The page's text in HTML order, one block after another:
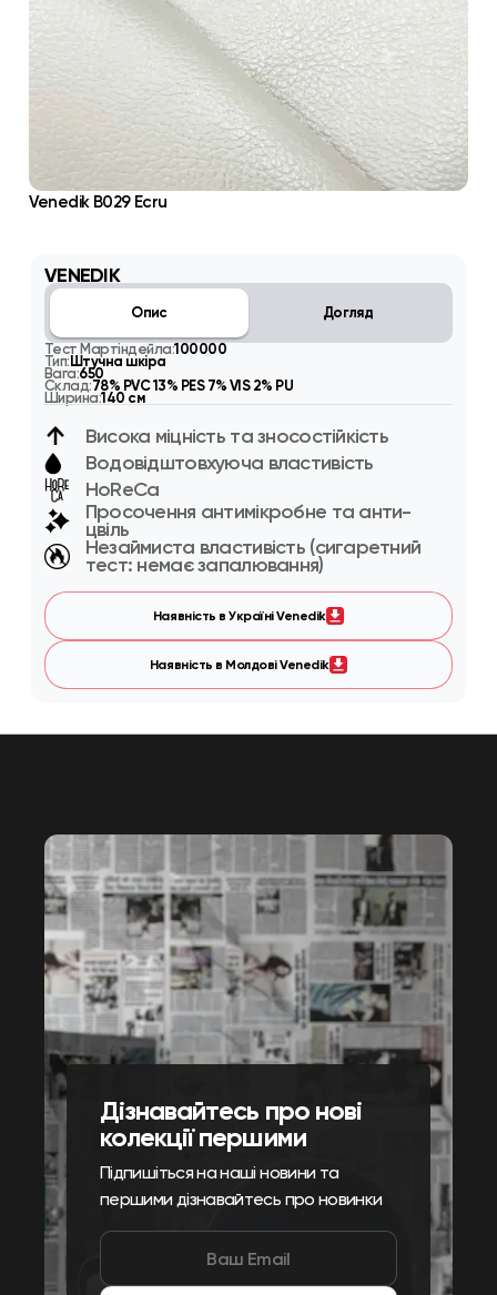
Venedik B029 Ecru
VENEDIK
Опис Догляд
Тест Мартіндейла:100000
Тип:Штучна шкіра
Вага:650
Склад:78% PVC 13% PES 7% VIS 2% PU
Ширина:140 см
Висока міцність та зносостійкість
Водовідштовхуюча властивість
HoReCa
Просочення антимікробне та анти-
цвіль
Незаймиста властивість (сигаретний
тест: немає запалювання)
Наявність в Україні Venedik
Наявність в Молдові Venedik
Дізнавайтесь про нові
колекції першими
Підпишіться на наші новини та
першими дізнавайтесь про новинки